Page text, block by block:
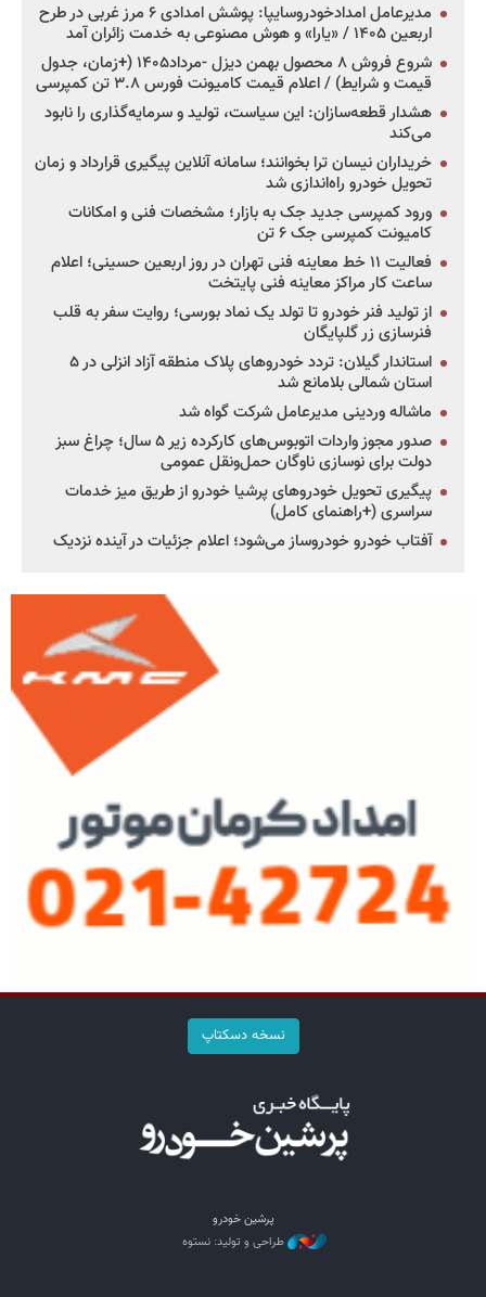
مدیرعامل امدادخودروسایپا: پوشش امدادی ۶ مرز غربی در طرح
اربعین ۱۴۰۵ / «یارا» و هوش مصنوعی به خدمت زائران آمد
شروع فروش ۸ محصول بهمن دیزل -مرداد۱۴۰۵ (+زمان، جدول
قیمت و شرایط) / اعلام قیمت کامیونت فورس ۳.۸ تن کمپرسی
هشدار قطعه‌سازان: این سیاست، تولید و سرمایه‌گذاری را نابود
می‌کند
خریداران نیسان ترا بخوانند؛ سامانه آنلاین پیگیری قرارداد و زمان
تحویل خودرو راه‌اندازی شد
ورود کمپرسی جدید جک به بازار؛ مشخصات فنی و امکانات
کامیونت کمپرسی جک ۶ تن
فعالیت ۱۱ خط معاینه فنی تهران در روز اربعین حسینی؛ اعلام
ساعت کار مراکز معاینه فنی پایتخت
از تولید فنر خودرو تا تولد یک نماد بورسی؛ روایت سفر به قلب
فنرسازی زر گلپایگان
استاندار گیلان: تردد خودروهای پلاک منطقه آزاد انزلی در ۵
استان شمالی بلامانع شد
ماشاله وردینی مدیرعامل شرکت گواه شد
صدور مجوز واردات اتوبوس‌های کارکرده زیر ۵ سال؛ چراغ سبز
دولت برای نوسازی ناوگان حمل‌ونقل عمومی
پیگیری تحویل خودروهای پرشیا خودرو از طریق میز خدمات
سراسری (+راهنمای کامل)
آفتاب خودرو خودروساز می‌شود؛ اعلام جزئیات در آینده نزدیک
نسخه دسکتاپ
پرشین خودرو
طراحی و تولید: نستوه